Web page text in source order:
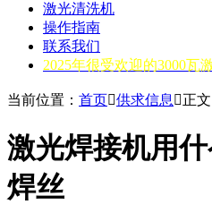
激光清洗机
操作指南
联系我们
2025年很受欢迎的3000瓦
当前位置： 首页供求信息 正文
激光焊接机用
焊丝